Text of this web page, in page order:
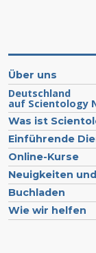
Über uns
Deutschland
auf Scientology
Was ist
Einführende
Online-Kurse
Neuigkeiten
Buchladen
Wie wir helfen